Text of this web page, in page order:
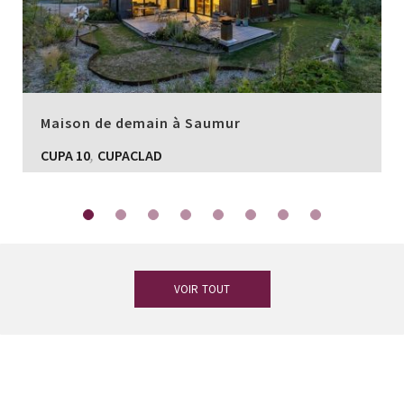
Maison de demain à Saumur
CUPA 10, CUPACLAD
VOIR TOUT